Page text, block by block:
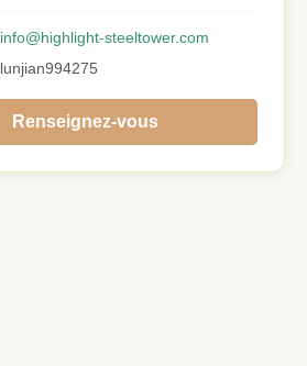
info@highlight-steeltower.com
lunjian994275
Renseignez-vous